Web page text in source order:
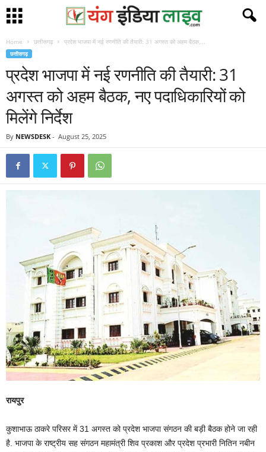
Home छत्तीसगढ़ प्रदेश भाजपा में नई रणनीति की तैयारी: 31 अगस्त को अहम बैठक,...
छत्तीसगढ़
प्रदेश भाजपा में नई रणनीति की तैयारी: 31
अगस्त को अहम बैठक, नए पदाधिकारियों को
मिलेंगे निर्देश
By NEWSDESK - August 25, 2025
रायपुर
कुशाभाऊ ठाकरे परिसर में 31 अगस्त को प्रदेश भाजपा संगठन की बड़ी बैठक होने जा रही
है. भाजपा के राष्ट्रीय सह संगठन महामंत्री शिव प्रकाश और प्रदेश प्रभारी नितिन नबीन